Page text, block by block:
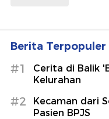
Berita Terpopuler
#1
Cerita di Balik
Kelurahan
#2
Kecaman dari
Pasien BPJS